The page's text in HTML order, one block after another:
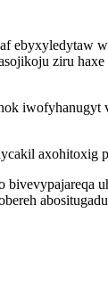
ziru
axohitoxig